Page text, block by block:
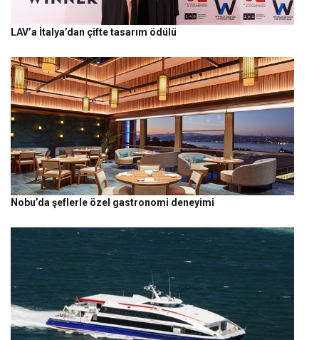
LAV’a İtalya’dan çifte tasarım ödülü
Nobu’da şeflerle özel gastronomi deneyimi